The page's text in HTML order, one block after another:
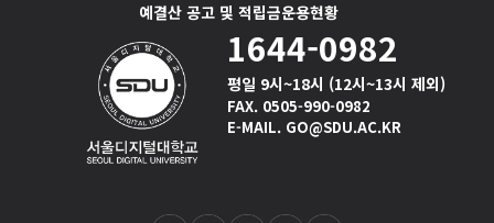
예결산 공고 및 적립금운용현황
1644-0982
평일 9시~18시 (12시~13시 제외)
FAX. 0505-990-0982
E-MAIL. GO@SDU.AC.KR